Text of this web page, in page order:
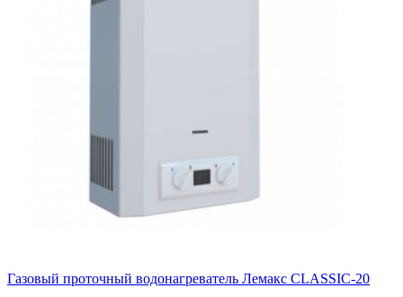
Газовый проточный водонагреватель Лемакс CLASSIC-20